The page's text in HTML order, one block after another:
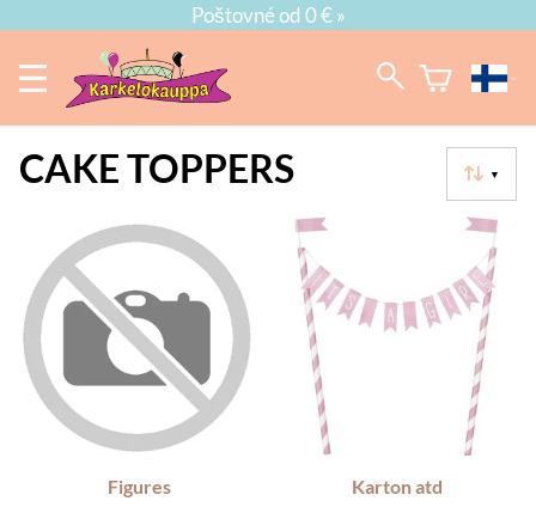
Poštovné od 0 € »
▼
CAKE TOPPERS
Figures Karton atd